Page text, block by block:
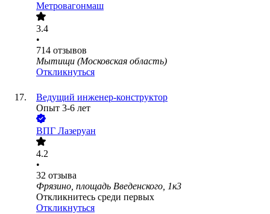
Метровагонмаш
3.4
•
714 отзывов
Мытищи (Московская область)
Откликнуться
Ведущий инженер-конструктор
Опыт 3-6 лет
ВПГ Лазеруан
4.2
•
32 отзыва
Фрязино, площадь Введенского, 1к3
Откликнитесь среди первых
Откликнуться